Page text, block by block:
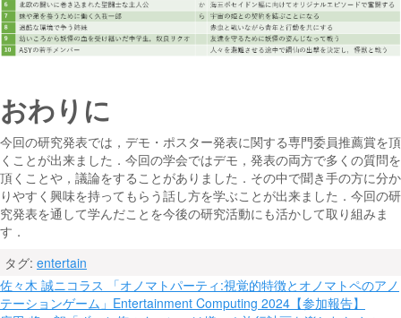
おわりに
今回の研究発表では，デモ・ポスター発表に関する専門委員推薦賞を頂
くことが出来ました．今回の学会ではデモ，発表の両方で多くの質問を
頂くことや，議論をすることがありました．その中で聞き手の方に分か
りやすく興味を持ってもらう話し方を学ぶことが出来ました．今回の研
究発表を通して学んだことを今後の研究活動にも活かして取り組みま
す．
タグ: entertain
投
佐々木 誠ニコラス 「オノマトパーティ:視覚的特徴とオノマトペのアノ
テーションゲーム」Entertainment Computing 2024【参加報告】